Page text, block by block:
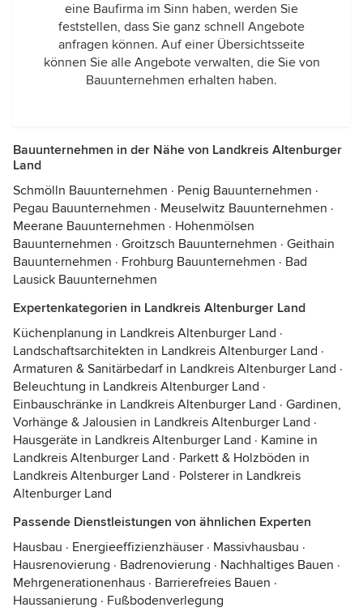
eine Baufirma im Sinn haben, werden Sie
feststellen, dass Sie ganz schnell Angebote
anfragen können. Auf einer Übersichtsseite
können Sie alle Angebote verwalten, die Sie von
Bauunternehmen erhalten haben.
Bauunternehmen in der Nähe von Landkreis Altenburger
Land
Schmölln Bauunternehmen · Penig Bauunternehmen ·
Pegau Bauunternehmen · Meuselwitz Bauunternehmen ·
Meerane Bauunternehmen · Hohenmölsen
Bauunternehmen · Groitzsch Bauunternehmen · Geithain
Bauunternehmen · Frohburg Bauunternehmen · Bad
Lausick Bauunternehmen
Expertenkategorien in Landkreis Altenburger Land
Küchenplanung in Landkreis Altenburger Land ·
Landschaftsarchitekten in Landkreis Altenburger Land ·
Armaturen & Sanitärbedarf in Landkreis Altenburger Land ·
Beleuchtung in Landkreis Altenburger Land ·
Einbauschränke in Landkreis Altenburger Land · Gardinen,
Vorhänge & Jalousien in Landkreis Altenburger Land ·
Hausgeräte in Landkreis Altenburger Land · Kamine in
Landkreis Altenburger Land · Parkett & Holzböden in
Landkreis Altenburger Land · Polsterer in Landkreis
Altenburger Land
Passende Dienstleistungen von ähnlichen Experten
Hausbau · Energieeffizienzhäuser · Massivhausbau ·
Hausrenovierung · Badrenovierung · Nachhaltiges Bauen ·
Mehrgenerationenhaus · Barrierefreies Bauen ·
Haussanierung · Fußbodenverlegung